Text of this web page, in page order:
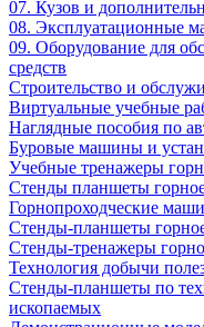
07. Кузов и
08. Эксплуатационные
09. Оборудование для
средств
Строительство и
Виртуальные учебные
Наглядные пособия по
Буровые машины и
Учебные тренажеры
Стенды планшеты
Горнопроходческие
Стенды-планшеты
Стенды-тренажеры
Технология добычи
Стенды-планшеты по
ископаемых